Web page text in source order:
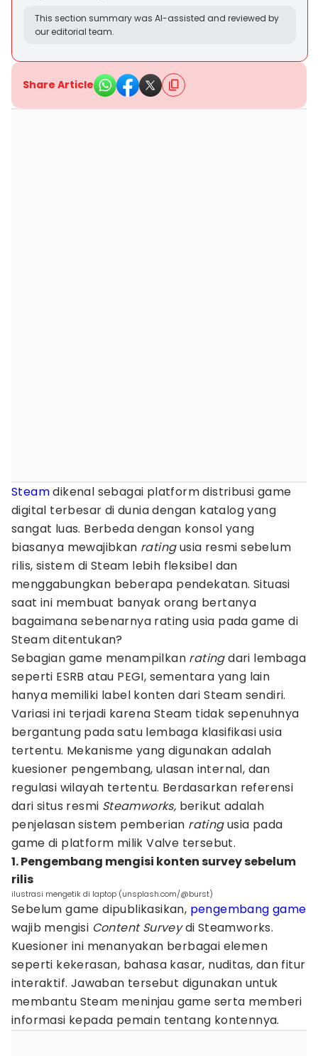
This section summary was AI-assisted and reviewed by
our editorial team.
Share Article
Steamdikenal sebagai platform distribusi game
digital terbesar di dunia dengan katalog yang
sangat luas. Berbeda dengan konsol yang
biasanya mewajibkan ratingusia resmi sebelum
rilis, sistem di Steam lebih fleksibel dan
menggabungkan beberapa pendekatan. Situasi
saat ini membuat banyak orang bertanya
bagaimana sebenarnya rating usia pada game di
Steam ditentukan?
Sebagian game menampilkan ratingdari lembaga
seperti ESRB atau PEGI, sementara yang lain
hanya memiliki label konten dari Steam sendiri.
Variasi ini terjadi karena Steam tidak sepenuhnya
bergantung pada satu lembaga klasifikasi usia
tertentu. Mekanisme yang digunakan adalah
kuesioner pengembang, ulasan internal, dan
regulasi wilayah tertentu. Berdasarkan referensi
dari situs resmi Steamworks, berikut adalah
penjelasan sistem pemberian ratingusia pada
game di platform milik Valve tersebut.
1. Pengembang mengisi konten survey sebelum
rilis
ilustrasi mengetik di laptop (unsplash.com/@burst)
Sebelum game dipublikasikan, pengembang game
wajib mengisi Content Surveydi Steamworks.
Kuesioner ini menanyakan berbagai elemen
seperti kekerasan, bahasa kasar, nuditas, dan fitur
interaktif. Jawaban tersebut digunakan untuk
membantu Steam meninjau game serta memberi
informasi kepada pemain tentang kontennya.